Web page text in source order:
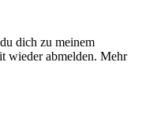
dich zu meinem
wieder abmelden. Mehr